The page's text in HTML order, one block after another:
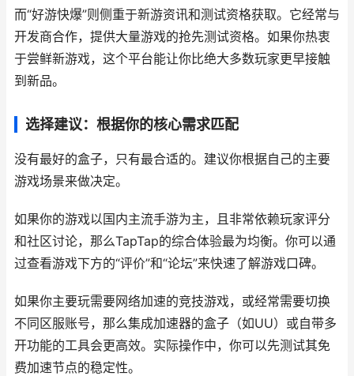
而“好游快爆”则侧重于新游资讯和测试资格获取。它经常与
开发商合作，提供大量游戏的抢先测试资格。如果你热衷
于尝鲜新游戏，这个平台能让你比绝大多数玩家更早接触
到新品。
选择建议：根据你的核心需求匹配
没有最好的盒子，只有最合适的。建议你根据自己的主要
游戏场景来做决定。
如果你的游戏以国内主流手游为主，且非常依赖玩家评分
和社区讨论，那么TapTap的综合体验最为均衡。你可以通
过查看游戏下方的“评价”和“论坛”来快速了解游戏口碑。
如果你主要玩需要网络加速的竞技游戏，或经常需要切换
不同区服账号，那么集成加速器的盒子（如UU）或自带多
开功能的工具会更高效。实际操作中，你可以先测试其免
费加速节点的稳定性。